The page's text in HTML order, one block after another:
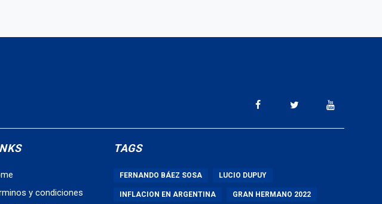
y condiciones
TAGS
FERNANDO BÁEZ SOSA LUCIO DUPUY
INFLACION EN ARGENTINA GRAN HERMANO 2022